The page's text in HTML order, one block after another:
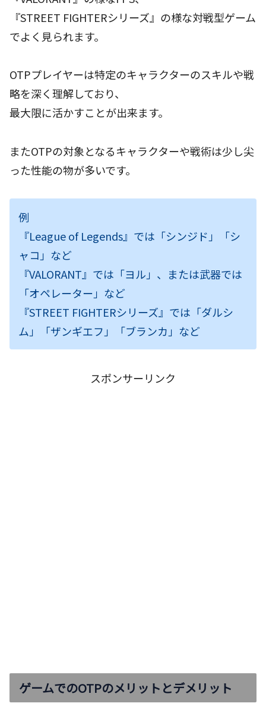
『STREET FIGHTERシリーズ』の様な対戦型ゲーム
でよく見られます。
OTPプレイヤーは特定のキャラクターのスキルや戦
略を深く理解しており、
最大限に活かすことが出来ます。
またOTPの対象となるキャラクターや戦術は少し尖
った性能の物が多いです。
例
『League of Legends』では「シンジド」「シ
ャコ」など
『VALORANT』では「ヨル」、または武器では
「オペレーター」など
『STREET FIGHTERシリーズ』では「ダルシ
ム」「ザンギエフ」「ブランカ」など
スポンサーリンク
ゲームでのOTPのメリットとデメリット